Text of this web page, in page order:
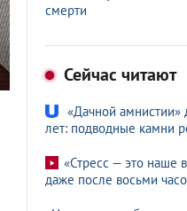
смерти
Сейчас читают
«Дачной амнистии»
лет: подводные камни
«Стресс — это наше
даже после восьми